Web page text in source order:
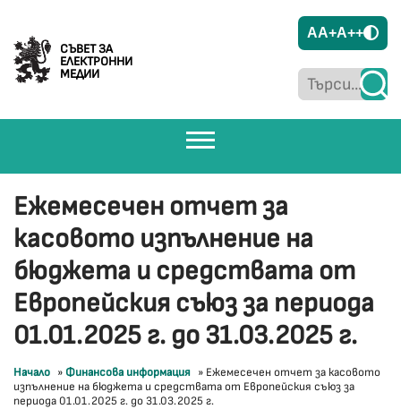
СЪВЕТ ЗА
ЕЛЕКТРОННИ
МЕДИИ
AA+A++
Ежемесечен отчет за
касовото изпълнение на
бюджета и средствата от
Европейския съюз за периода
01.01.2025 г. до 31.03.2025 г.
Начало » Финансова информация » Ежемесечен отчет за касовото
изпълнение на бюджета и средствата от Европейския съюз за
периода 01.01.2025 г. до 31.03.2025 г.